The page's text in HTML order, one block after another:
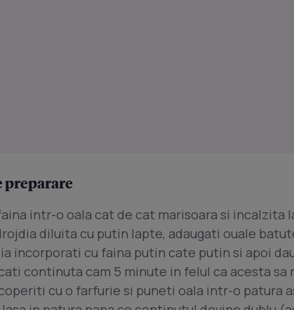
preparare
intr-o oala cat de cat marisoara si incalzita
diluita cu putin lapte, adaugati ouale
incorporati cu faina putin cate putin si apoi
continuta cam 5 minute in felul ca acesta sa
cu o farfurie si puneti oala intr-o patura